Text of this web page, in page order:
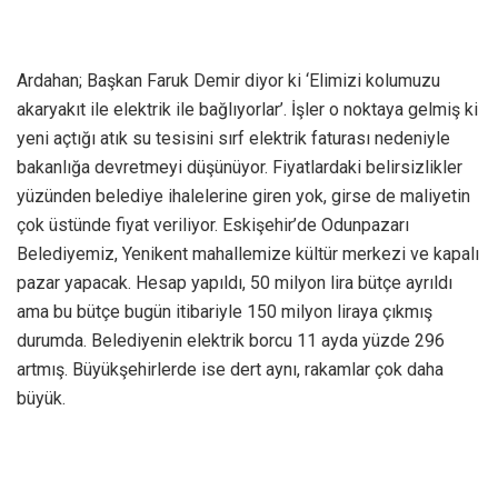
Ardahan; Başkan Faruk Demir diyor ki ‘Elimizi kolumuzu
akaryakıt ile elektrik ile bağlıyorlar’. İşler o noktaya gelmiş ki
yeni açtığı atık su tesisini sırf elektrik faturası nedeniyle
bakanlığa devretmeyi düşünüyor. Fiyatlardaki belirsizlikler
yüzünden belediye ihalelerine giren yok, girse de maliyetin
çok üstünde fiyat veriliyor. Eskişehir’de Odunpazarı
Belediyemiz, Yenikent mahallemize kültür merkezi ve kapalı
pazar yapacak. Hesap yapıldı, 50 milyon lira bütçe ayrıldı
ama bu bütçe bugün itibariyle 150 milyon liraya çıkmış
durumda. Belediyenin elektrik borcu 11 ayda yüzde 296
artmış. Büyükşehirlerde ise dert aynı, rakamlar çok daha
büyük.